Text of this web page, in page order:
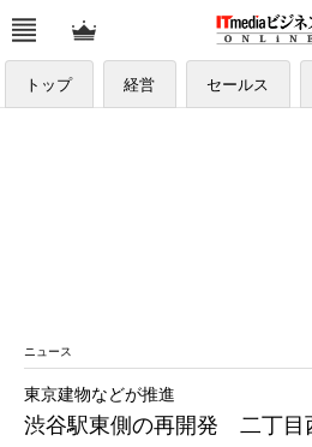
トップ 経営 セールス
ニュース
渋谷駅東側の再開発 二丁目
東京建物などが推進